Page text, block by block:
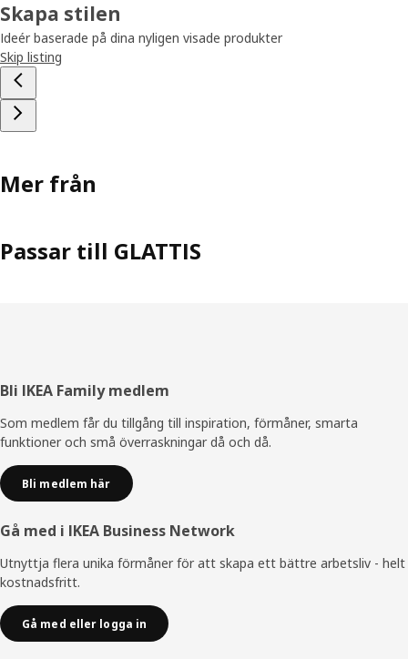
Skapa stilen
Ideér baserade på dina nyligen visade produkter
Skip listing
Mer från
Passar till GLATTIS
Sidfot
Bli IKEA Family medlem
Som medlem får du tillgång till inspiration, förmåner, smarta
funktioner och små överraskningar då och då.
Bli medlem här
Gå med i IKEA Business Network
Utnyttja flera unika förmåner för att skapa ett bättre arbetsliv - helt
kostnadsfritt.
Gå med eller logga in